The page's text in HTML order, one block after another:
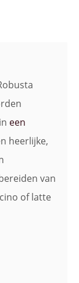
een
heerlijke,
van
of latte